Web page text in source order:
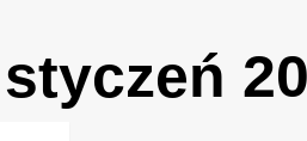
styczeń